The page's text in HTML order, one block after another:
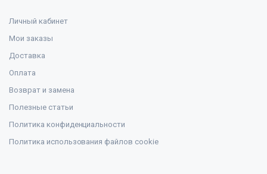
Личный кабинет
Мои заказы
Доставка
Оплата
Возврат и замена
Полезные статьи
Политика конфиденциальности
Политика использования файлов cookie